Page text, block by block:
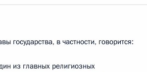
государства, в частности, говорится:
из главных религиозных